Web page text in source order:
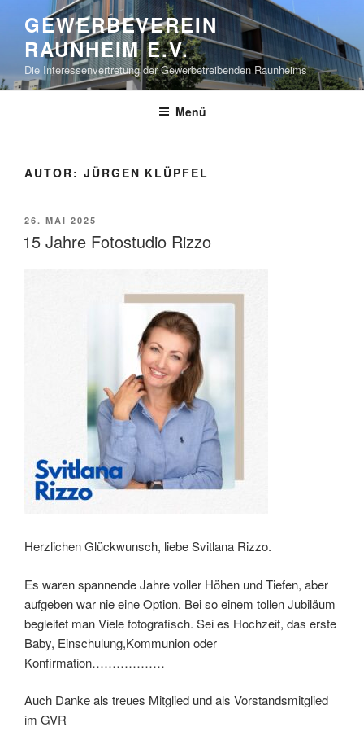
Inhalt
springen
GEWERBEVEREIN
RAUNHEIM E.V.
Die Interessenvertretung der Gewerbetreibenden Raunheims
Menü
AUTOR: JÜRGEN KLÜPFEL
VERÖFFENTLICHT
AM
26. MAI 2025
15 Jahre Fotostudio Rizzo
Herzlichen Glückwunsch, liebe Svitlana Rizzo.
Es waren spannende Jahre voller Höhen und Tiefen, aber
aufgeben war nie eine Option. Bei so einem tollen Jubiläum
begleitet man Viele fotografisch. Sei es Hochzeit, das erste
Baby, Einschulung,Kommunion oder
Konfirmation………………
Auch Danke als treues Mitglied und als Vorstandsmitglied
im GVR